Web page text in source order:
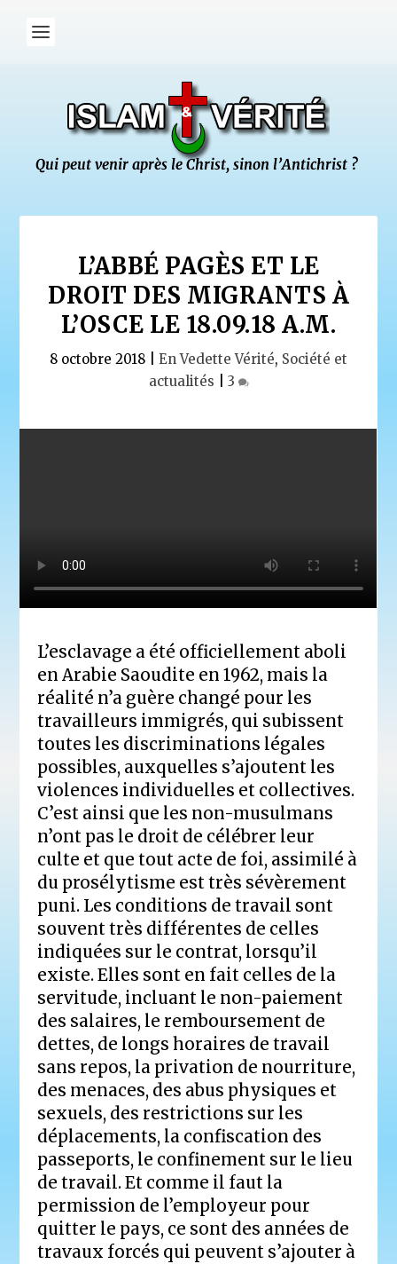
L’ABBÉ PAGÈS ET LE
DROIT DES MIGRANTS À
L’OSCE LE 18.09.18 A.M.
8 octobre 2018 En Vedette Vérité, Société et
actualités
3
L’esclavage a été officiellement aboli
en Arabie Saoudite en 1962, mais la
réalité n’a guère changé pour les
travailleurs immigrés, qui subissent
toutes les discriminations légales
possibles, auxquelles s’ajoutent les
violences individuelles et collectives.
C’est ainsi que les non-musulmans
n’ont pas le droit de célébrer leur
culte et que tout acte de foi, assimilé à
du prosélytisme est très sévèrement
puni. Les conditions de travail sont
souvent très différentes de celles
indiquées sur le contrat, lorsqu’il
existe. Elles sont en fait celles de la
servitude, incluant le non-paiement
des salaires, le remboursement de
dettes, de longs horaires de travail
sans repos, la privation de nourriture,
des menaces, des abus physiques et
sexuels, des restrictions sur les
déplacements, la confiscation des
passeports, le confinement sur le lieu
de travail. Et comme il faut la
permission de l’employeur pour
quitter le pays, ce sont des années de
travaux forcés qui peuvent s’ajouter à